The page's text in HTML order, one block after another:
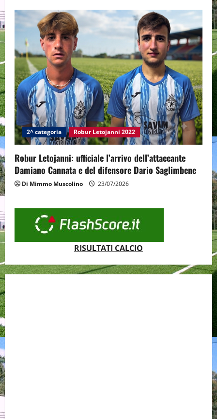
2^ categoria Robur Letojanni 2022
Robur Letojanni: ufficiale l’arrivo dell’attaccante
Damiano Cannata e del difensore Dario Saglimbene
Di Mimmo Muscolino 23/07/2026
RISULTATI CALCIO